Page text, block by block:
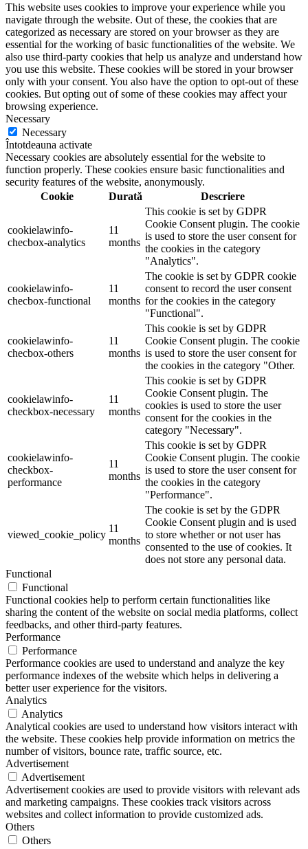
This website uses cookies to improve your experience while you
navigate through the website. Out of these, the cookies that are
categorized as necessary are stored on your browser as they are
essential for the working of basic functionalities of the website. We
also use third-party cookies that help us analyze and understand how
you use this website. These cookies will be stored in your browser
only with your consent. You also have the option to opt-out of these
cookies. But opting out of some of these cookies may affect your
browsing experience.
Necessary
Necessary
Întotdeauna activate
Necessary cookies are absolutely essential for the website to
function properly. These cookies ensure basic functionalities and
security features of the website, anonymously.
Cookie
Durată Descriere
cookielawinfo-
checbox-analytics
11
months
This cookie is set by GDPR
Cookie Consent plugin. The cookie
is used to store the user consent for
the cookies in the category
"Analytics".
cookielawinfo-
checbox-functional
11
months
The cookie is set by GDPR cookie
consent to record the user consent
for the cookies in the category
"Functional".
cookielawinfo-
checbox-others
11
months
This cookie is set by GDPR
Cookie Consent plugin. The cookie
is used to store the user consent for
the cookies in the category "Other.
cookielawinfo-
checkbox-necessary
11
months
This cookie is set by GDPR
Cookie Consent plugin. The
cookies is used to store the user
consent for the cookies in the
category "Necessary".
cookielawinfo-
checkbox-
performance
11
months
This cookie is set by GDPR
Cookie Consent plugin. The cookie
is used to store the user consent for
the cookies in the category
"Performance".
viewed_cookie_policy
11
months
The cookie is set by the GDPR
Cookie Consent plugin and is used
to store whether or not user has
consented to the use of cookies. It
does not store any personal data.
Functional
Functional
Functional cookies help to perform certain functionalities like
sharing the content of the website on social media platforms, collect
feedbacks, and other third-party features.
Performance
Performance
Performance cookies are used to understand and analyze the key
performance indexes of the website which helps in delivering a
better user experience for the visitors.
Analytics
Analytics
Analytical cookies are used to understand how visitors interact with
the website. These cookies help provide information on metrics the
number of visitors, bounce rate, traffic source, etc.
Advertisement
Advertisement
Advertisement cookies are used to provide visitors with relevant ads
and marketing campaigns. These cookies track visitors across
websites and collect information to provide customized ads.
Others
Others